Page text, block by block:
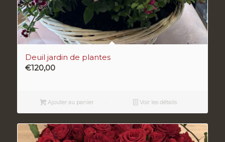
Deuil jardin de plantes
€120,00
Ajouter au panier Voir les détails